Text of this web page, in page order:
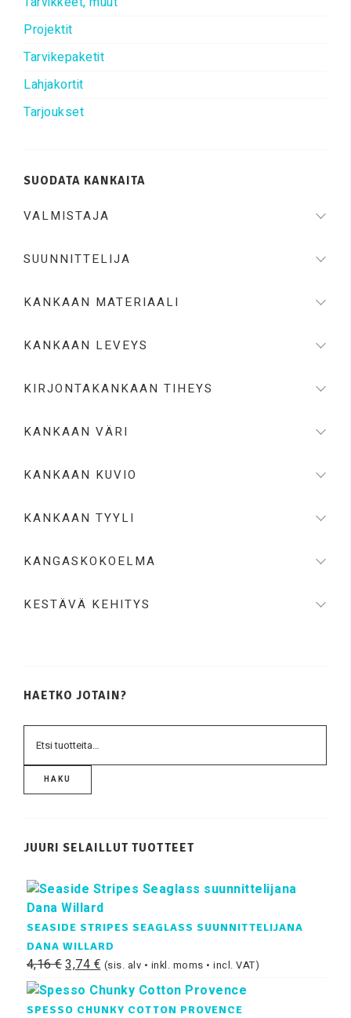
Projektit
Tarvikepaketit
Lahjakortit
Tarjoukset
SUODATA KANKAITA
VALMISTAJA
SUUNNITTELIJA
KANKAAN MATERIAALI
KANKAAN LEVEYS
KIRJONTAKANKAAN TIHEYS
KANKAAN VÄRI
KANKAAN KUVIO
KANKAAN TYYLI
KANGASKOKOELMA
KESTÄVÄ KEHITYS
HAETKO JOTAIN?
HAKU
JUURI SELAILLUT TUOTTEET
SEASIDE STRIPES SEAGLASS SUUNNITTELIJANA
DANA WILLARD
4,16€3,74€ (sis. alv • inkl. moms • incl. VAT)
SPESSO CHUNKY COTTON PROVENCE